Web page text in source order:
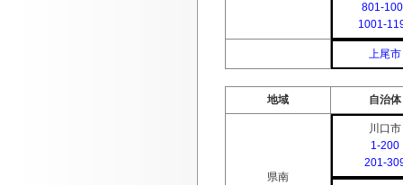
801-
1001-
上尾市
地域 自治体
県南
川口市
1-200
201-